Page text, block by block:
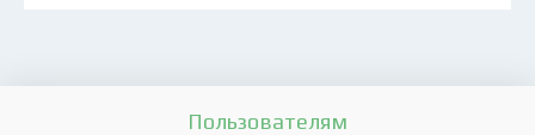
Пользователям